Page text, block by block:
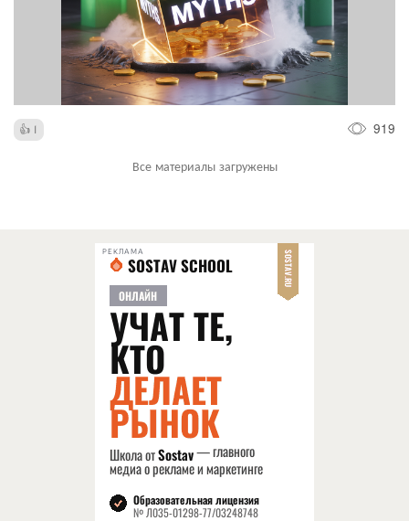
1 919
Все материалы загружены
РЕКЛАМА